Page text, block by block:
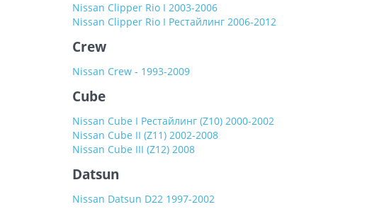
Nissan Clipper Rio I 2003-2006
Nissan Clipper Rio I Рестайлинг 2006-2012
Crew
Nissan Crew - 1993-2009
Cube
Nissan Cube I Рестайлинг (Z10) 2000-2002
Nissan Cube II (Z11) 2002-2008
Nissan Cube III (Z12) 2008
Datsun
Nissan Datsun D22 1997-2002